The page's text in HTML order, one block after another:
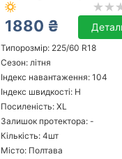
1880 ₴
Типорозмір: 225/60 R18
Сезон: літня
Індекс навантаження: 104
Індекс швидкості: H
Посиленість: XL
Залишок протектора: -
Кількість: 4шт
Місто: Полтава